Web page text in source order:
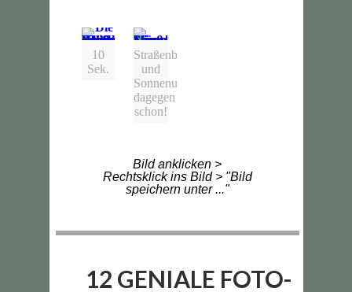
10
Sek.
Straßenbahnen
und
Sonnenuntergänge
dagegen
schon!
Bild anklicken >
Rechtsklick ins Bild > "Bild
speichern unter ..."
12 GENIALE FOTO-